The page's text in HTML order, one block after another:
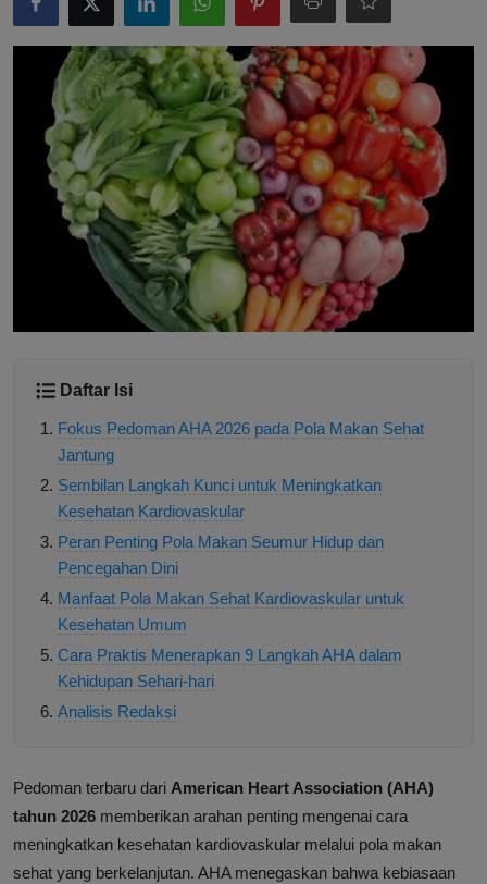
Daftar Isi
Fokus Pedoman AHA 2026 pada Pola Makan Sehat
Jantung
Sembilan Langkah Kunci untuk Meningkatkan
Kesehatan Kardiovaskular
Peran Penting Pola Makan Seumur Hidup dan
Pencegahan Dini
Manfaat Pola Makan Sehat Kardiovaskular untuk
Kesehatan Umum
Cara Praktis Menerapkan 9 Langkah AHA dalam
Kehidupan Sehari-hari
Analisis Redaksi
Pedoman terbaru dari American Heart Association (AHA)
tahun 2026 memberikan arahan penting mengenai cara
meningkatkan kesehatan kardiovaskular melalui pola makan
sehat yang berkelanjutan. AHA menegaskan bahwa kebiasaan